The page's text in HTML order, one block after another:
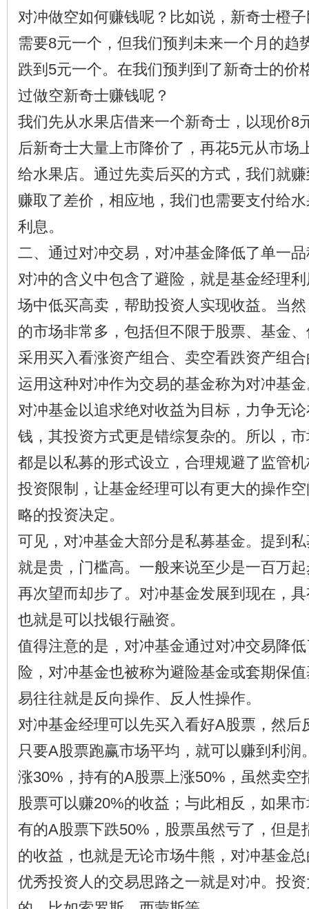
对冲做空如何赚钱呢？比如说，新奇士橙
需要8元一个，但我们预判未来一个月的趋
跌到5元一个。在我们预判到了新奇士的价
过做空新奇士赚钱呢？
我们先从水果店借来一个新奇士，以现价8
后新奇士大量上市降价了，再花5元从市场
给水果店。通过先卖后买的方式，我们就
赚取了差价，相应地，我们也需要支付给
利息。
二、通过对冲交易，对冲基金降低了单一
对冲的含义中包含了避险，就是基金经理
场中低买高卖，帮助投资人实现收益。当
的市场非常多，包括但不限于股票、基金
采用买入看涨资产组合、卖空看跌资产组
运用这种对冲作为交易的基金称为对冲基
对冲基金以追求绝对收益为目标，力争无
钱，其投资方式更是错综复杂的。所以，
都是以私募的形式设立，合理规避了监管
投资限制，让基金经理可以有更大的操作
略的投资决定。
可见，对冲基金大部分是私募基金。提到
就是贵，门槛高。一般来说至少是一百万
再次望而却步了。对冲基金发展到现在，
也就是可以找银行融资。
值得注意的是，对冲基金通过对冲交易降
险，对冲基金也被称为避险基金或套期保
易往往就是反向操作、反人性操作。
对冲基金经理可以先买入看好A股票，然后
只要A股票跑赢市场平均，就可以赚到利润
涨30%，持有的A股票上涨50%，虽然卖空
股票可以赚20%的收益；与此相反，如果
有的A股票下跌50%，股票虽然亏了，但是
的收益，也就是无论市场牛熊，对冲基金
优秀投资人的交易思路之一就是对冲。投